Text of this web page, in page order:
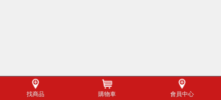
找商品 購物車 會員中心